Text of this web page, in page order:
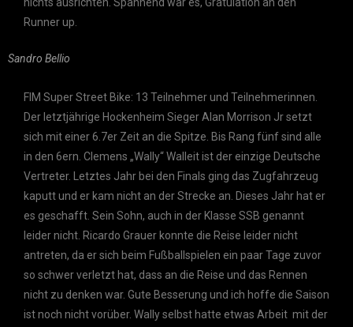
Runner up.
Sandro Bellio
FIM Super Street Bike: 13 Teilnehmer und Teilnehmerinnen.
Der letztjährige Hockenheim Sieger Alan Morrison Jr setzt
sich mit einer 6.7er Zeit an die Spitze. Bis Rang fünf sind alle
in den 6ern. Clemens „Wally“ Walleit ist der einzige Deutsche
Vertreter. Letztes Jahr bei den Finals ging das Zugfahrzeug
kaputt und er kam nicht an der Strecke an. Dieses Jahr hat er
es geschafft. Sein Sohn, auch in der Klasse SSB genannt
leider nicht. Ricardo Grauer konnte die Reise leider nicht
antreten, da er sich beim Fußballspielen ein paar Tage zuvor
so schwer verletzt hat, dass an die Reise und das Rennen
nicht zu denken war. Gute Besserung und ich hoffe die Saison
ist noch nicht vorüber. Wally selbst hatte etwas Arbeit mit der